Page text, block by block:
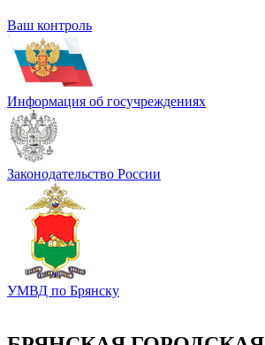
Ваш контроль
Информация об госучреждениях
Законодательство России
УМВД по Брянску